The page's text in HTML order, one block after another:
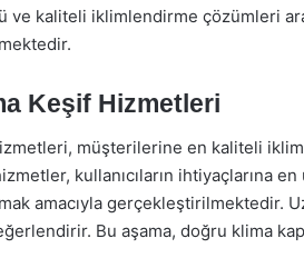
ve kaliteli iklimlendirme çözümleri
Keşif Hizmetleri
müşterilerine en kaliteli
kullanıcıların ihtiyaçlarına
amacıyla gerçekleştirilmektedir.
Bu aşama, doğru klima